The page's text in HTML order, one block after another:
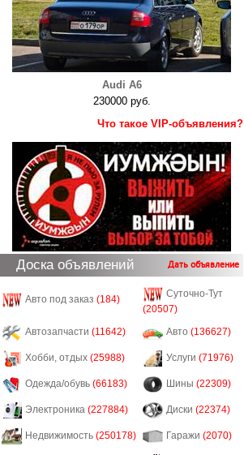
Audi A6
230000 руб.
Что такое VIP-объявления?
Доска объявлений Дать объявление
Авто под заказ (184)
Суточно-Тут
(20507)
Автозапчасти (11642) Авто (136627)
Хобби, отдых (25988) Услуги (71976)
Одежда/обувь (66183) Шины (22309)
Электроника (227884) Диски (22374)
Недвижимость (250178) Гаражи (2070)